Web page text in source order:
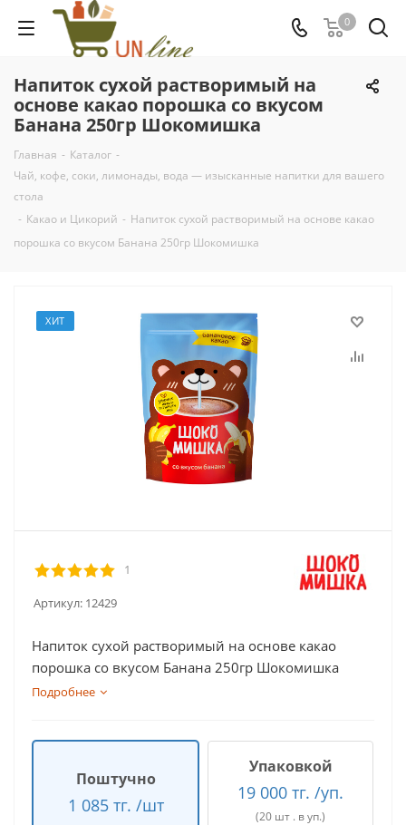
0
Напиток сухой растворимый на
основе какао порошка со вкусом
Банана 250гр Шокомишка
Главная - Каталог -
Чай, кофе, соки, лимонады, вода — изысканные напитки для вашего
стола
- Какао и Цикорий - Напиток сухой растворимый на основе какао
порошка со вкусом Банана 250гр Шокомишка
ХИТ
1
Артикул: 12429
Напиток сухой растворимый на основе какао
порошка со вкусом Банана 250гр Шокомишка
Подробнее
Поштучно
1 085 тг. /шт
Упаковкой
19 000 тг. /уп.
(20 шт . в уп.)